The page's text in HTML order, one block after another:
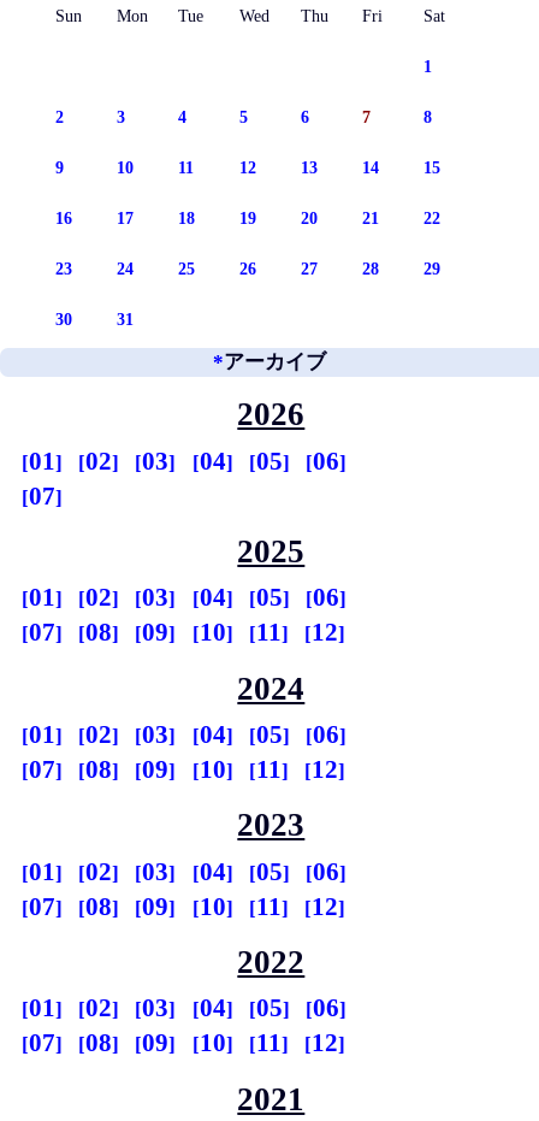
Sun Mon Tue Wed Thu Fri Sat
1
2 3 4 5 6 7 8
9 10 11 12 13 14 15
16 17 18 19 20 21 22
23 24 25 26 27 28 29
30 31
*アーカイブ
2026
01 02 03 04 05
06
07
2025
01 02 03 04 05
06
07
08 09 10 11 12
2024
01 02 03 04 05
06
07
08 09 10 11 12
2023
01 02 03 04 05
06
07
08 09 10 11 12
2022
01 02 03 04 05
06
07
08 09 10 11 12
2021